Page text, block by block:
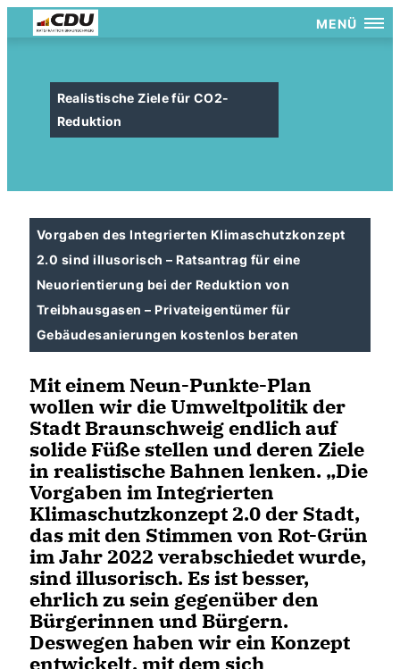
MENÜ
Realistische Ziele für CO2-
Reduktion
Vorgaben des Integrierten Klimaschutzkonzept
2.0 sind illusorisch – Ratsantrag für eine
Neuorientierung bei der Reduktion von
Treibhausgasen – Privateigentümer für
Gebäudesanierungen kostenlos beraten
Mit einem Neun-Punkte-Plan
wollen wir die Umweltpolitik der
Stadt Braunschweig endlich auf
solide Füße stellen und deren Ziele
in realistische Bahnen lenken. „Die
Vorgaben im Integrierten
Klimaschutzkonzept 2.0 der Stadt,
das mit den Stimmen von Rot-Grün
im Jahr 2022 verabschiedet wurde,
sind illusorisch. Es ist besser,
ehrlich zu sein gegenüber den
Bürgerinnen und Bürgern.
Deswegen haben wir ein Konzept
entwickelt, mit dem sich